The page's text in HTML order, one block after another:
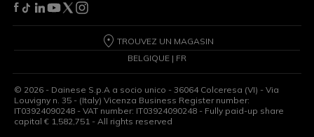
TROUVEZ UN MAGASIN
BELGIQUE | FR
© 2026 - Dainese S.p.A a socio unico - 36064 Colceresa (VI) - Via
Louvigny n. 35 - (Italy) Vicenza Business Register number:
IT03924090248 - VAT number: IT03924090248 - Fully paid-up share
capital € 1,582,751 - All rights reserved